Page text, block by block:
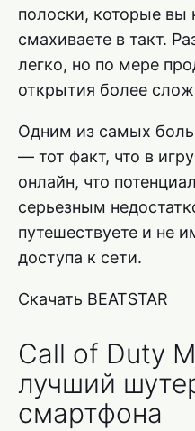
полоски, которые вы
смахиваете в такт.
легко, но по мере
открытия более
Одним из самых
— тот факт, что в
онлайн, что
серьезным
путешествуете и не
доступа к сети.
Скачать BEATSTAR
Call of Duty
лучший
смартфона